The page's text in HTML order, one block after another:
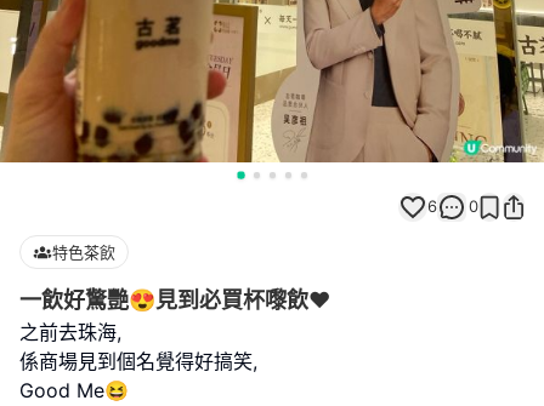
6 0
特色茶飲
一飲好驚艷😍見到必買杯嚟飲❤️
之前去珠海,
係商場見到個名覺得好搞笑,
Good Me😆